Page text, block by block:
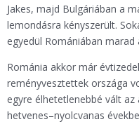
Jakes, majd Bulgáriában a
lemondásra kényszerült.
egyedül Romániában
Románia akkor már
reményvesztettek országa
egyre élhetetlenebbé vált
hetvenes–nyolcvanas